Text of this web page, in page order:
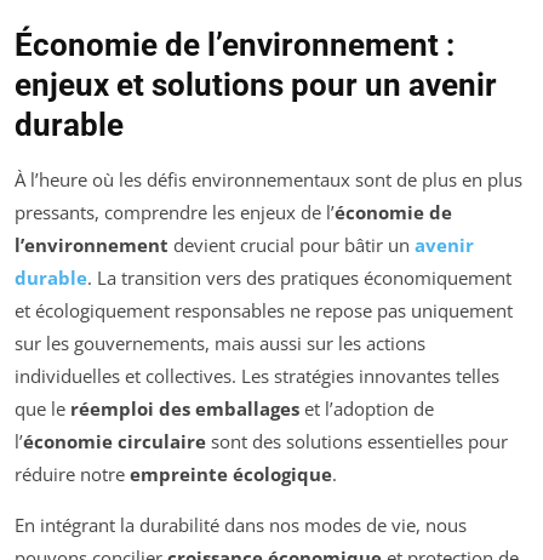
Économie de l’environnement :
enjeux et solutions pour un avenir
durable
À l’heure où les défis environnementaux sont de plus en plus
pressants, comprendre les enjeux de l’économie de
l’environnement devient crucial pour bâtir un avenir
durable. La transition vers des pratiques économiquement
et écologiquement responsables ne repose pas uniquement
sur les gouvernements, mais aussi sur les actions
individuelles et collectives. Les stratégies innovantes telles
que le réemploi des emballages et l’adoption de
l’économie circulaire sont des solutions essentielles pour
réduire notre empreinte écologique.
En intégrant la durabilité dans nos modes de vie, nous